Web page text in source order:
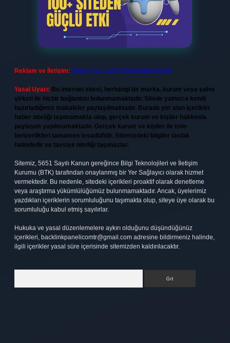
Reklam ve İletişim: Skype: live:.cid.575569c608265c69
Yasal Uyarı: Bu internet sitesi, herhangi bir marka, kurum veya şahıs
şirketi ile hiçbir bağlantısı bulunmamaktadır. Sitede yalnızca kendi
hazırladığımız makaleler paylaşılmaktadır. Burada yer alan içerikler
haber niteliği taşımamakta olup, gerçek kurum ve kişiler hakkında
paylaşım yapılmamaktadır. Gerçek kurum ve kişiler ile isim
benzerlikleri tamamen tesadüfidir. Sitemizdeki bilgiler taslak
halindedir ve tavsiye niteliği taşımazlar.
Sitemiz, 5651 Sayılı Kanun gereğince Bilgi Teknolojileri ve İletişim
Kurumu (BTK) tarafından onaylanmış bir Yer Sağlayıcı olarak hizmet
vermektedir. Bu nedenle, sitedeki içerikleri proaktif olarak denetleme
veya araştırma yükümlülüğümüz bulunmamaktadır. Ancak, üyelerimiz
yazdıkları içeriklerin sorumluluğunu taşımakta olup, siteye üye olarak bu
sorumluluğu kabul etmiş sayılırlar.
Hukuka ve yasal düzenlemelere aykırı olduğunu düşündüğünüz
içerikleri, backlinkpanelicomtr@gmail.com adresine bildirmeniz halinde,
ilgili içerikler yasal süre içerisinde sitemizden kaldırılacaktır.